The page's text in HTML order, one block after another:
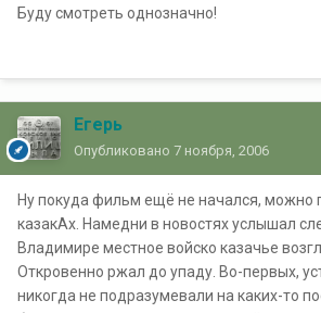
Буду смотреть однозначно!
Егерь
Опубликовано 7 ноября, 2006
Ну покуда фильм ещё не начался, можно
казакАх. Намедни в новостях услышал
Владимире местное войско казачье
Откровенно ржал до упаду. Во-первых,
никогда не подразумевали на каких-то